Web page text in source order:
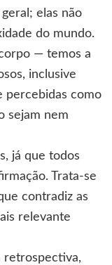
elas não
do mundo.
— temos a
inclusive
percebidas como
sejam nem
já que todos
Trata-se
contradiz as
relevante
retrospectiva,